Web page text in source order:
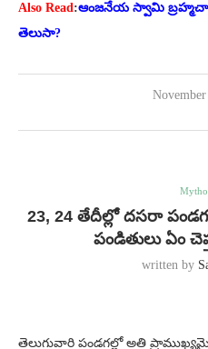
Also Read:ఆంజనేయ స్వామి
తెలుసా?
23, 24 తేదీల్లో దసరా
పండితులు ఏం
written by
తెలుగువారి పండగల్లో అతి